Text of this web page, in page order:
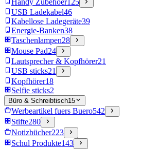
Handy Zubehoer125
USB Ladekabel46
Kabellose Ladegeräte39
Energie-Banken38
Taschenlampen28
Mouse Pad24
Lautsprecher & Kopfhörer21
USB sticks21
Kopfhörer18
Selfie sticks2
Büro & Schreibtisch15
Werbeartikel fuers Buero542
Stifte280
Notizbücher223
Schul Produkte143